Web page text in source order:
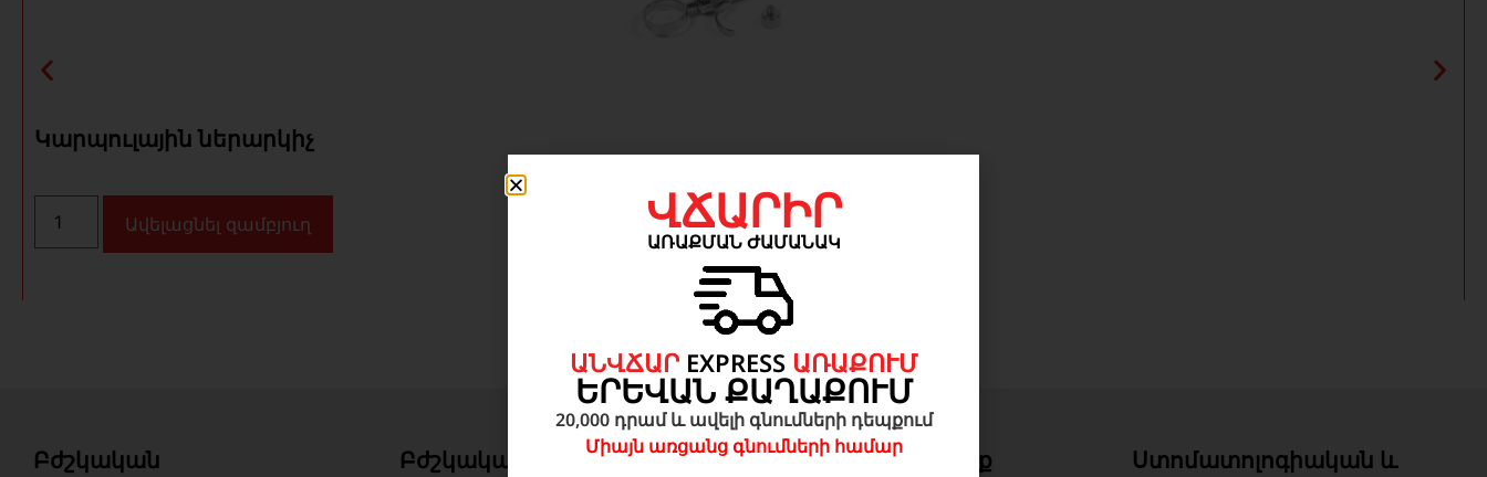
Կարպուլային ներարկիչ
Ավելացնել զամբյուղ
Բժշկական
Բժշկական գործիքներ և
Բժշկական կահույք
Ստոմատոլոգիական և
ՎՃԱՐԻՐ
ԱՌԱՔՄԱՆ ԺԱՄԱՆԱԿ
ԱՆՎՃԱՐ EXPRESS ԱՌԱՔՈՒՄ
ԵՐԵՎԱՆ ՔԱՂԱՔՈՒՄ
20,000 դրամ և ավելի գնումների դեպքում
Միայն առցանց գնումների համար